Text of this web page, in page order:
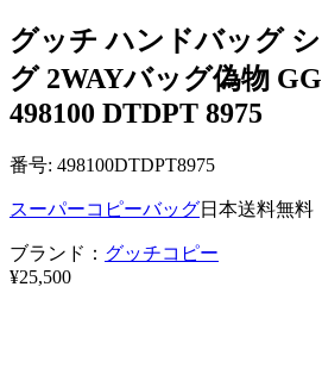
グッチ ハンドバッグ
グ 2WAYバッグ偽物
498100 DTDPT 8975
番号: 498100DTDPT8975
スーパーコピーバッグ日本送料無料
ブランド： グッチコピー
¥25,500